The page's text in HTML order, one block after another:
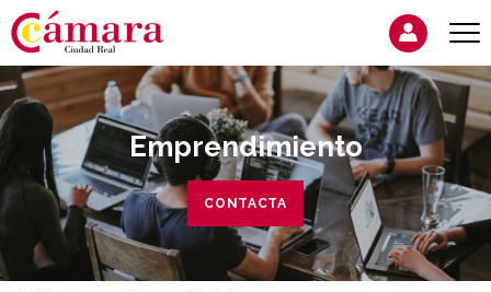
Emprendimiento
CONTACTA